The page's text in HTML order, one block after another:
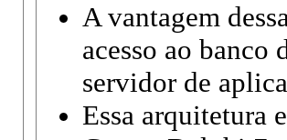
A vantagem
acesso ao banco
servidor de
Essa arquitetura